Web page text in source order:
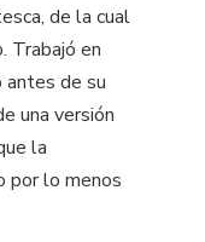
de la cual
Trabajó en
antes de su
una versión
la
por lo menos